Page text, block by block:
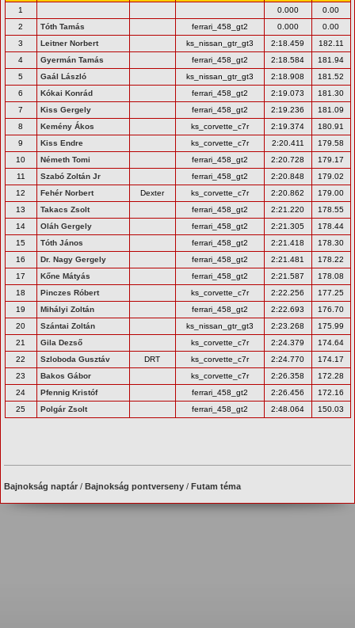
1 0.000
0.00
2
Tóth Tamás ferrari_458_gt2 0.000
0.00
3
Leitner Norbert ks_nissan_gtr_gt3 2:18.459
182.11
4
Gyermán Tamás ferrari_458_gt2 2:18.584
181.94
5
Gaál László ks_nissan_gtr_gt3 2:18.908
181.52
6
Kókai Konrád ferrari_458_gt2 2:19.073
181.30
7
Kiss Gergely ferrari_458_gt2 2:19.236
181.09
8
Kemény Ákos ks_corvette_c7r 2:19.374
180.91
9
Kiss Endre ks_corvette_c7r 2:20.411
179.58
10
Németh Tomi ferrari_458_gt2 2:20.728
179.17
11
Szabó Zoltán Jr ferrari_458_gt2 2:20.848
179.02
12
Fehér Norbert Dexter ks_corvette_c7r 2:20.862
179.00
13
Takacs Zsolt ferrari_458_gt2 2:21.220
178.55
14
Oláh Gergely ferrari_458_gt2 2:21.305
178.44
15
Tóth János ferrari_458_gt2 2:21.418
178.30
16
Dr. Nagy Gergely ferrari_458_gt2 2:21.481
178.22
17
Kőne Mátyás ferrari_458_gt2 2:21.587
178.08
18
Pinczes Róbert ks_corvette_c7r 2:22.256
177.25
19
Mihályi Zoltán ferrari_458_gt2 2:22.693
176.70
20
Szántai Zoltán ks_nissan_gtr_gt3 2:23.268
175.99
21
Gila Dezső ks_corvette_c7r 2:24.379
174.64
22
Szloboda Gusztáv DRT ks_corvette_c7r 2:24.770
174.17
23
Bakos Gábor ks_corvette_c7r 2:26.358
172.28
24
Pfennig Kristóf ferrari_458_gt2 2:26.456
172.16
25
Polgár Zsolt ferrari_458_gt2 2:48.064 150.03
Bajnokság naptár /Bajnokság pontverseny /Futam téma